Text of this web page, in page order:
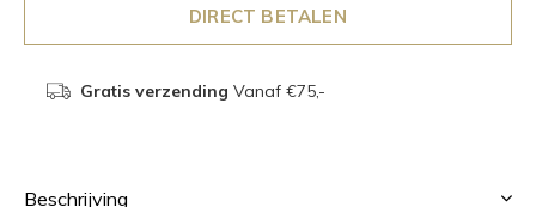
DIRECT BETALEN
Gratis verzending Vanaf €75,-
Beschrijving